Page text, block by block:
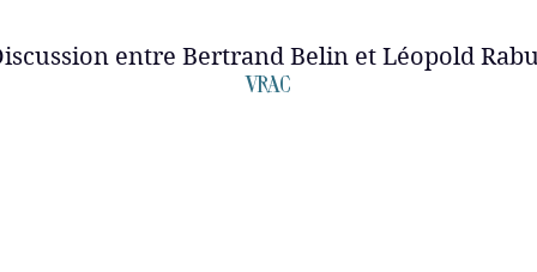
entre Bertrand Belin et Léopold
VRAC